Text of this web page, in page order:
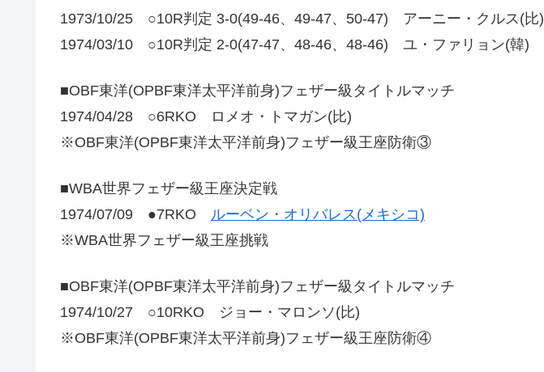
1973/10/25 ○10R判定 3-0(49-46、49-47、50-47) アーニー・クルス(比)
1974/03/10 ○10R判定 2-0(47-47、48-46、48-46) ユ・ファリョン(韓)
■OBF東洋(OPBF東洋太平洋前身)フェザー級タイトルマッチ
1974/04/28 ○6RKO ロメオ・トマガン(比)
※OBF東洋(OPBF東洋太平洋前身)フェザー級王座防衛③
■WBA世界フェザー級王座決定戦
1974/07/09 ●7RKO ルーベン・オリバレス(メキシコ)
※WBA世界フェザー級王座挑戦
■OBF東洋(OPBF東洋太平洋前身)フェザー級タイトルマッチ
1974/10/27 ○10RKO ジョー・マロンソ(比)
※OBF東洋(OPBF東洋太平洋前身)フェザー級王座防衛④